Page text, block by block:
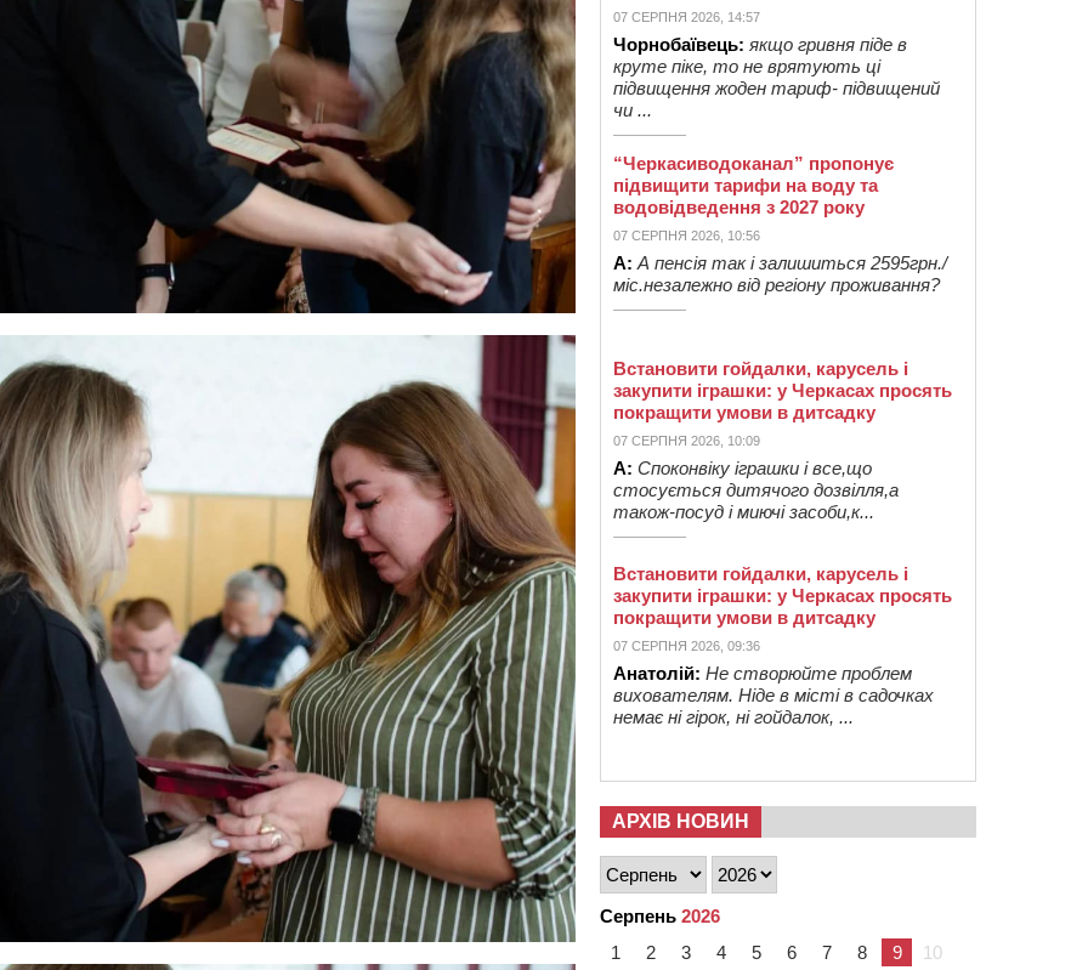
07 СЕРПНЯ 2026, 14:57
Чорнобаївець: якщо гривня піде в
круте піке, то не врятують ці
підвищення жоден тариф- підвищений
чи ...
“Черкасиводоканал” пропонує
підвищити тарифи на воду та
водовідведення з 2027 року
07 СЕРПНЯ 2026, 10:56
А: А пенсія так і залишиться 2595грн./
міс.незалежно від регіону проживання?
Встановити гойдалки, карусель і
закупити іграшки: у Черкасах просять
покращити умови в дитсадку
07 СЕРПНЯ 2026, 10:09
А: Споконвіку іграшки і все,що
стосується дитячого дозвілля,а
також-посуд і миючі засоби,к...
Встановити гойдалки, карусель і
закупити іграшки: у Черкасах просять
покращити умови в дитсадку
07 СЕРПНЯ 2026, 09:36
Анатолій: Не створюйте проблем
вихователям. Ніде в місті в садочках
немає ні гірок, ні гойдалок, ...
АРХІВ НОВИН
Серпень 2026
1
2 3 4 5 6 7 8 9 10